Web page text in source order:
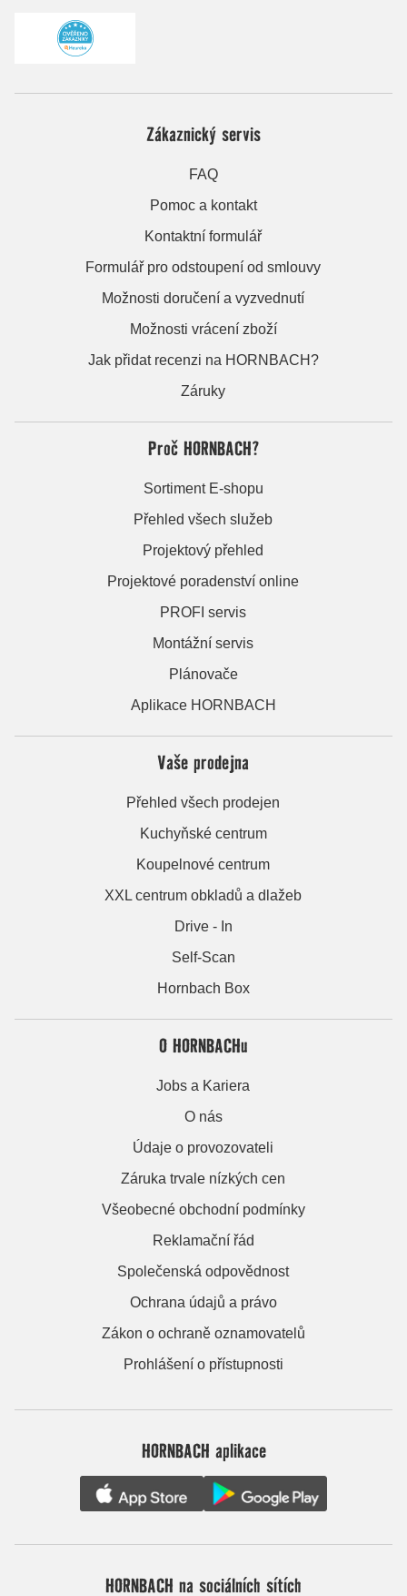
Zákaznický servis
FAQ
Pomoc a kontakt
Kontaktní formulář
Formulář pro odstoupení od smlouvy
Možnosti doručení a vyzvednutí
Možnosti vrácení zboží
Jak přidat recenzi na HORNBACH?
Záruky
Proč HORNBACH?
Sortiment E-shopu
Přehled všech služeb
Projektový přehled
Projektové poradenství online
PROFI servis
Montážní servis
Plánovače
Aplikace HORNBACH
Vaše prodejna
Přehled všech prodejen
Kuchyňské centrum
Koupelnové centrum
XXL centrum obkladů a dlažeb
Drive - In
Self-Scan
Hornbach Box
O HORNBACHu
Jobs a Kariera
O nás
Údaje o provozovateli
Záruka trvale nízkých cen
Všeobecné obchodní podmínky
Reklamační řád
Společenská odpovědnost
Ochrana údajů a právo
Zákon o ochraně oznamovatelů
Prohlášení o přístupnosti
HORNBACH aplikace
HORNBACH na sociálních sítích